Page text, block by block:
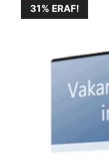
31% ERAF!